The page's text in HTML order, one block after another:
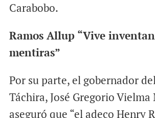
Carabobo.
Ramos Allup “Vive
mentiras”
Por su parte, el gobernador
Táchira, José Gregorio Vielma
aseguró que “el adeco Henry